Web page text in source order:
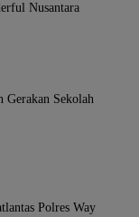
Nusantara
Gerakan Sekolah
Polres Way